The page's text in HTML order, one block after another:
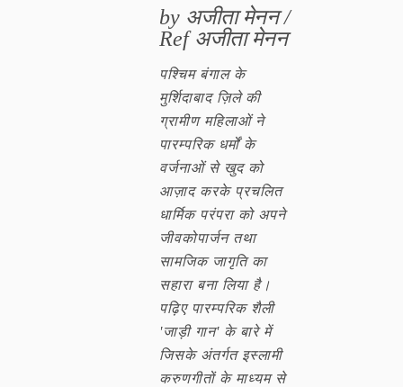
by अजीता मेनन /
Ref अजीता मेनन
पश्चिम बंगाल के
मुर्शिदाबाद ज़िले की
ग्रामीण महिलाओं ने
पारम्परिक धर्मों के
वर्जनाओं से खुद को
आज़ाद करके प्रचलित
धार्मिक परंपरा को अपने
जीवकोपार्जन तथा
सामजिक जागृति का
सहारा बना लिया है।
पढ़िए पारम्परिक शैली
'जाड़ी गान' के बारे में
जिसके अंतर्गत इस्लामी
करुणगीतों के माध्यम से